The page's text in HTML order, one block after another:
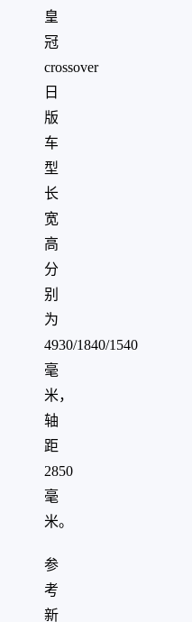
皇
冠
crossover
日
版
车
型
长
宽
高
分
别
为
4930/1840/1540
毫
米，
轴
距
2850
毫
米。
参
考
新